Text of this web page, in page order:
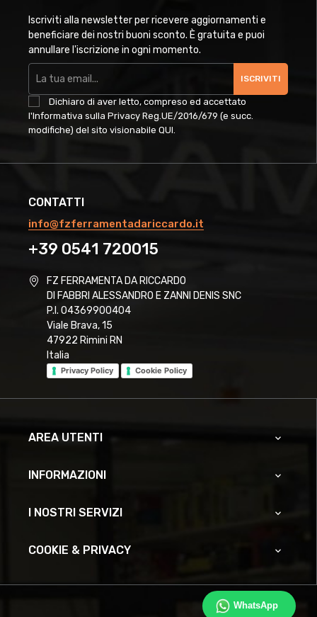
Iscriviti alla newsletter per ricevere aggiornamenti e
beneficiare dei nostri buoni sconto. È gratuita e puoi
annullare l'iscrizione in ogni momento.
ISCRIVITI
Dichiaro di aver letto, compreso ed accettato
l'Informativa sulla Privacy Reg.UE/2016/679 (e succ.
modifiche) del sito visionabile QUI
WhatsApp
CONTATTI
info@fzferramentadariccardo.it
+39 0541 720015
FZ FERRAMENTA DA RICCARDO
DI FABBRI ALESSANDRO E ZANNI DENIS SNC
P.I. 04369900404
Viale Brava, 15
47922 Rimini RN
Italia
Privacy Policy Cookie Policy
AREA UTENTI 
INFORMAZIONI 
I NOSTRI SERVIZI 
COOKIE & PRIVACY 